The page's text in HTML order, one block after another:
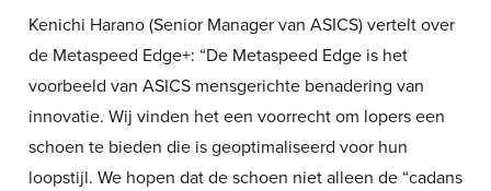
Kenichi Harano (Senior Manager van ASICS) vertelt over
de Metaspeed Edge+: “De Metaspeed Edge is het
voorbeeld van ASICS mensgerichte benadering van
innovatie. Wij vinden het een voorrecht om lopers een
schoen te bieden die is geoptimaliseerd voor hun
loopstijl. We hopen dat de schoen niet alleen de “cadans